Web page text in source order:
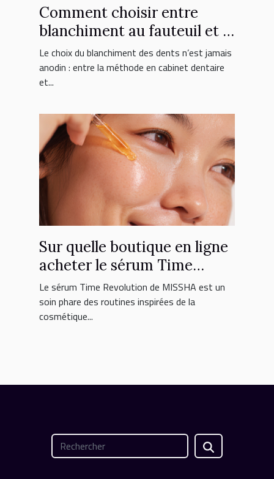
Comment choisir entre
blanchiment au fauteuil et à
domicile ?
Le choix du blanchiment des dents n’est jamais
anodin : entre la méthode en cabinet dentaire
et...
Sur quelle boutique en ligne
acheter le sérum Time
Revolution MISSHA ?
Le sérum Time Revolution de MISSHA est un
soin phare des routines inspirées de la
cosmétique...